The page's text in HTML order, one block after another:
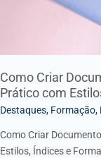
Como Criar
Prático com
Destaques, Formação,
Como Criar
Estilos, Índices e
e
Formatação
Automática